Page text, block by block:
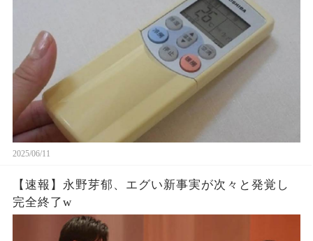
2025/06/11
【速報】永野芽郁、エグい新事実が次々と発覚し
完全終了w